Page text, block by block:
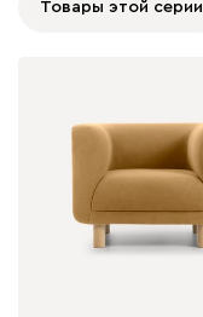
Товары этой серии